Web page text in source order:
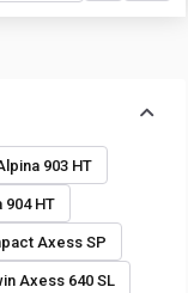
903 HT
904 HT
Axess SP
Axess 640 SL